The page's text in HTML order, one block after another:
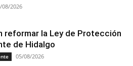
08/2026
reformar la Ley de Protección
de Hidalgo
05/08/2026